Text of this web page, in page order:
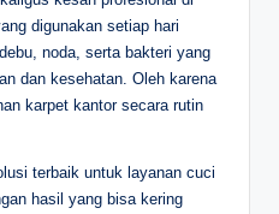
digunakan setiap hari
noda, serta bakteri yang
dan kesehatan. Oleh karena
karpet kantor secara rutin
terbaik untuk layanan cuci
hasil yang bisa kering